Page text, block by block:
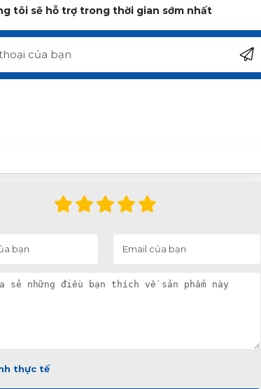
tôi sẽ hỗ trợ trong thời gian sớm nhất
thực tế